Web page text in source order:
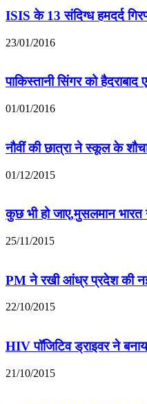
ISIS के 13 संदिग्ध हमदर्द
23/01/2016
पाकिस्तानी सिंगर को हैदराबाद
01/01/2016
नौवीं की छात्रा ने स्कूल के
01/12/2015
कुछ भी हो जाए,मुसलमान भारत
25/11/2015
PM ने रखी आंध्र प्रदेश की नई
22/10/2015
HIV पॉजिटिव ड्राइवर ने
21/10/2015